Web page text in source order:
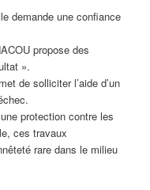
demande une confiance
propose des
».
de solliciter l’aide d’un
protection contre les
ces travaux
rare dans le milieu